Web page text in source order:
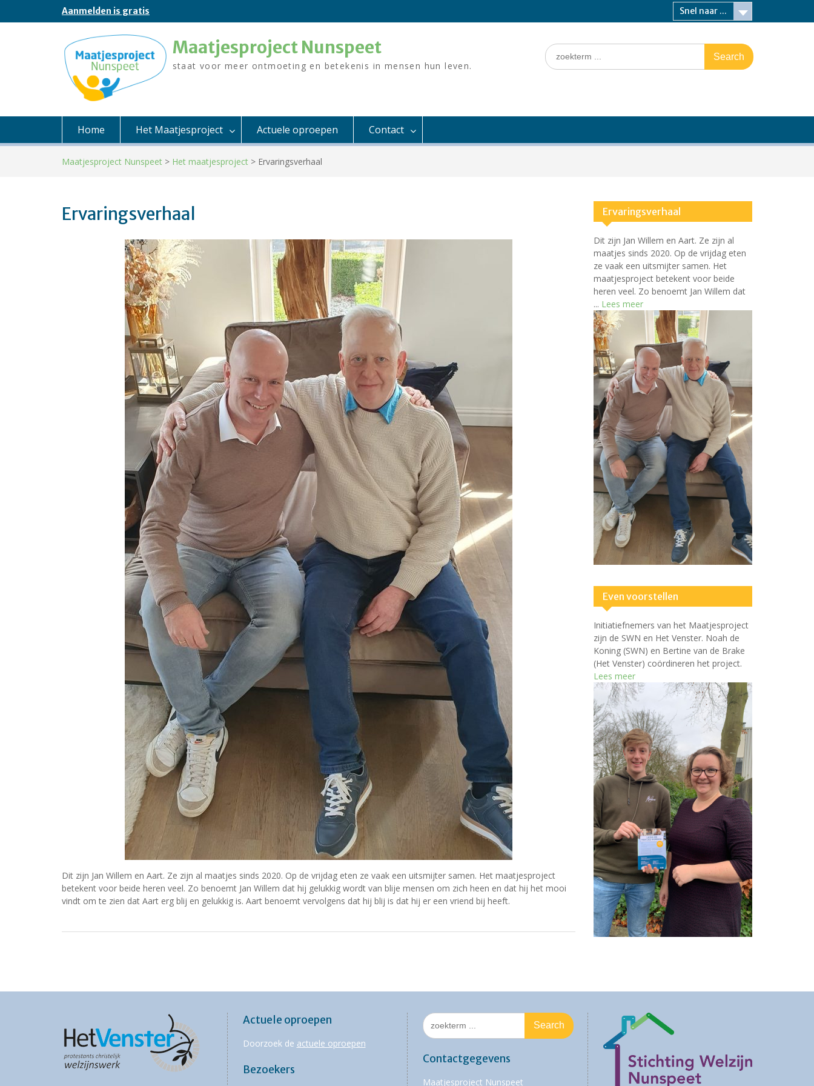
Aanmelden is gratis Snel naar ...
Maatjesproject Nunspeet
staat voor meer ontmoeting en betekenis in mensen hun leven.
Search
for:
Home Het Maatjesproject Actuele oproepen Contact
Maatjesproject Nunspeet > Het maatjesproject > Ervaringsverhaal
Ervaringsverhaal
Dit zijn Jan Willem en Aart. Ze zijn al maatjes sinds 2020. Op de vrijdag eten ze vaak een uitsmijter samen. Het maatjesproject
betekent voor beide heren veel. Zo benoemt Jan Willem dat hij gelukkig wordt van blije mensen om zich heen en dat hij het mooi
vindt om te zien dat Aart erg blij en gelukkig is. Aart benoemt vervolgens dat hij blij is dat hij er een vriend bij heeft.
Ervaringsverhaal
Dit zijn Jan Willem en Aart. Ze zijn al
maatjes sinds 2020. Op de vrijdag eten
ze vaak een uitsmijter samen. Het
maatjesproject betekent voor beide
heren veel. Zo benoemt Jan Willem dat
... Lees meer
Even voorstellen
Initiatiefnemers van het Maatjesproject
zijn de SWN en Het Venster. Noah de
Koning (SWN) en Bertine van de Brake
(Het Venster) coördineren het project.
Lees meer
Actuele oproepen
Doorzoek de actuele oproepen
Bezoekers
Search
for:
Contactgegevens
Maatjesproject Nunspeet